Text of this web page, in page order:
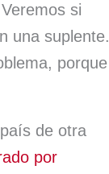
si
una suplente.
porque
de otra
por